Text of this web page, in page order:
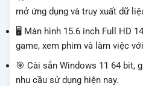
mở ứng dụng và truy xuất dữ
🖥️ Màn hình 15.6 inch Full HD
game, xem phim và làm việc
🎯 Cài sẵn Windows 11 64 bit,
nhu cầu sử dụng hiện nay.